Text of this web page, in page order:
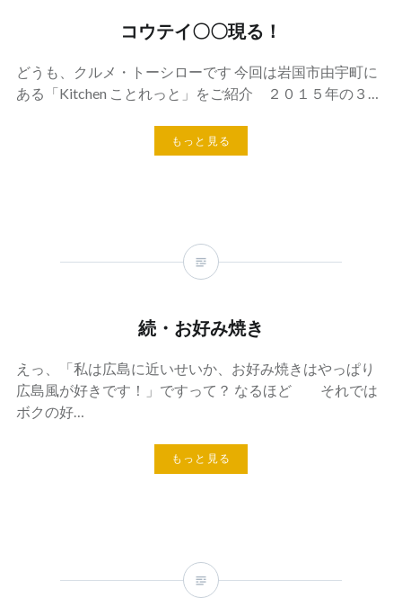
コウテイ〇〇現る！
どうも、クルメ・トーシローです 今回は岩国市由宇町に
ある「Kitchen ことれっと」をご紹介 ２０１５年の３…
もっと見る
続・お好み焼き
えっ、「私は広島に近いせいか、お好み焼きはやっぱり
広島風が好きです！」ですって？ なるほど それでは
ボクの好…
もっと見る